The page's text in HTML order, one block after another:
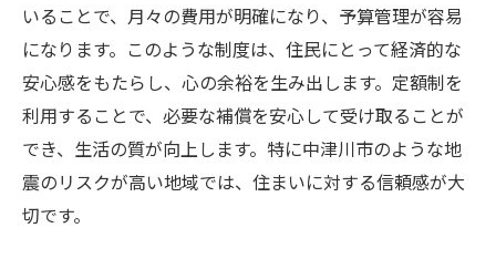
いることで、月々の費用が明確になり、予算管理が容易
になります。このような制度は、住民にとって経済的な
安心感をもたらし、心の余裕を生み出します。定額制を
利用することで、必要な補償を安心して受け取ることが
でき、生活の質が向上します。特に中津川市のような地
震のリスクが高い地域では、住まいに対する信頼感が大
切です。